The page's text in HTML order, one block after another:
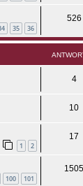
35 36
526
4
10
1 2
17
100 101
1505